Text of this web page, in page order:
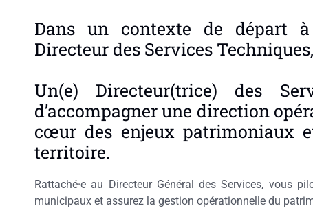
Dans un contexte de départ
Directeur des Services
Un(e) Directeur(trice) des
d’accompagner une direction
cœur des enjeux patrimoniaux
territoire.
Rattaché·e au Directeur Général des Services, vous
municipaux et assurez la gestion opérationnelle du